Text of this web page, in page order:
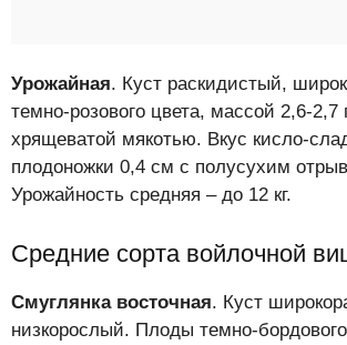
Урожайная. Куст раскидистый,
темно-розового цвета, массой 2,6-2,7
хрящеватой мякотью. Вкус кисло-
плодоножки 0,4 см с полусухим
Урожайность средняя – до 12 кг.
Средние сорта войлочной
Смуглянка восточная. Куст
низкорослый. Плоды темно-